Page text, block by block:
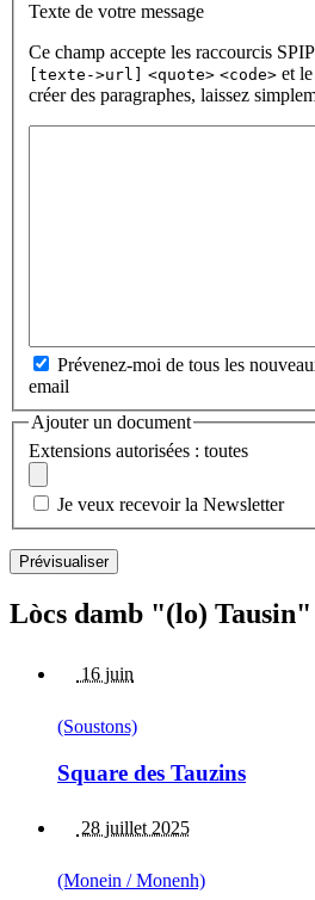
Texte de votre message
Ce champ accepte les raccourcis SPIP
[texte->url]
<quote> <code> et
créer des paragraphes, laissez
Prévenez-moi de tous les
email
Ajouter un document
Extensions autorisées : toutes
Je veux recevoir la Newsletter
Lòcs damb "(lo)
16 juin
(Soustons)
Square des Tauzins
28 juillet 2025
(Monein / Monenh)